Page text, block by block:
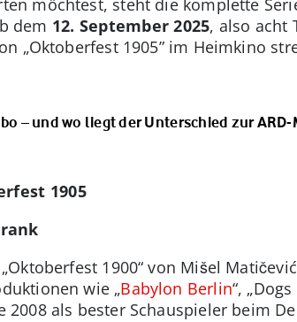
möchtest, steht die komplette
dem 12. September 2025, also acht
„Oktoberfest 1905” im Heimkino
– und wo liegt der Unterschied zur
1905
1900“ von Mišel
wie „Babylon Berlin“,
2008 als bester Schauspieler beim